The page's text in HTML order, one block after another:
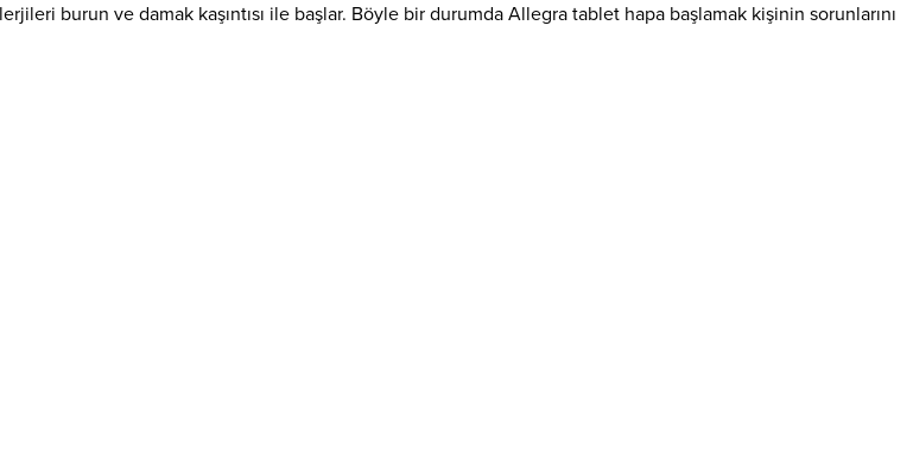
burun ve damak kaşıntısı ile başlar. Böyle bir durumda Allegra tablet hapa başlamak kişinin sorunlarını